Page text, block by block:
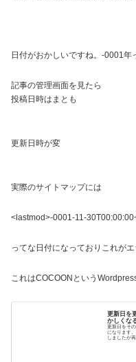
日付がおかしいですね。-0001年
記事の管理画面を見たら
投稿日時はまとも
更新日時が変
実際のサイトマップには
<lastmod>-0001-11-
ってな日付になっておりこれが
これはCOCOONという
更新日を
かしくな
更新日をそ
になります
しましたが